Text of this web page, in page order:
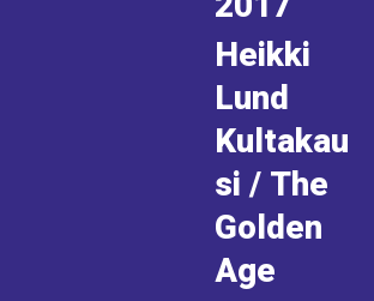
Heikki
Lund
Kultakau
si / The
Golden
Age